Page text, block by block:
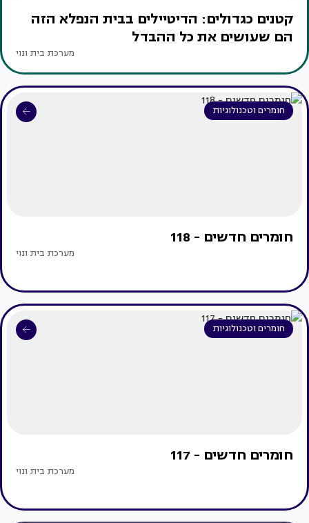
קטנים כגדולים: הדיטיילים בבית הנפלא הזה
הם שעושים את כל ההבדל
מערכת בית ונוי
חומרים וטכנולוגיות
חומרים חדשים - 118
מערכת בית ונוי
חומרים וטכנולוגיות
חומרים חדשים - 117
מערכת בית ונוי